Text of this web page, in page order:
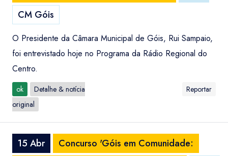
CM Góis
O Presidente da Câmara Municipal de Góis, Rui Sampaio,
foi entrevistado hoje no Programa da Rádio Regional do
Centro.
ok
Detalhe & notícia
original
Reportar
15 Abr
Concurso 'Góis em Comunidade: